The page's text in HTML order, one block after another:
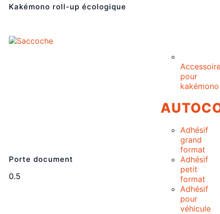
pour
kakémono
Adhésif
grand
format
Adhésif
petit
format
Adhésif
pour
véhicule
Kakémono roll-up écologique
Porte document